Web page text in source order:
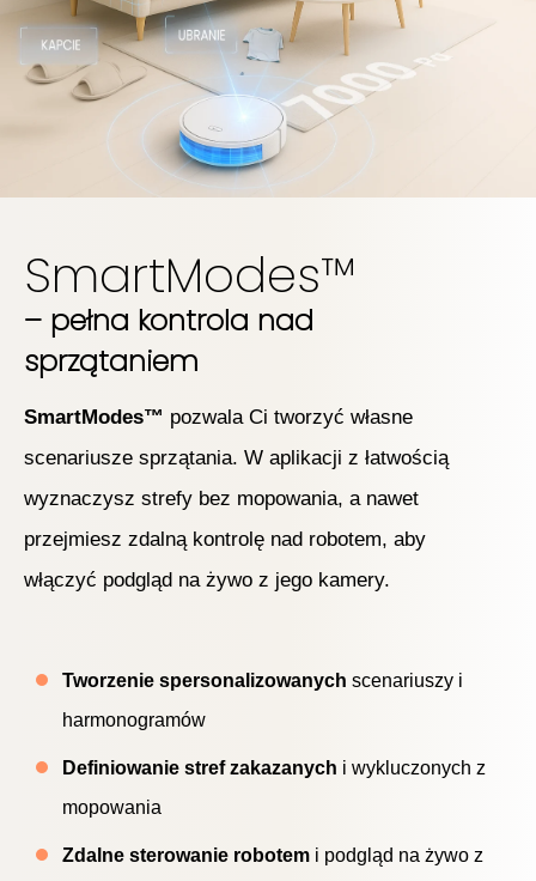
SmartModes™
– pełna kontrola nad
sprzątaniem
SmartModes™ pozwala Ci tworzyć własne
scenariusze sprzątania. W aplikacji z łatwością
wyznaczysz strefy bez mopowania, a nawet
przejmiesz zdalną kontrolę nad robotem, aby
włączyć podgląd na żywo z jego kamery.
Tworzenie spersonalizowanych scenariuszy i
harmonogramów
Definiowanie stref zakazanych i wykluczonych z
mopowania
Zdalne sterowanie robotem i podgląd na żywo z